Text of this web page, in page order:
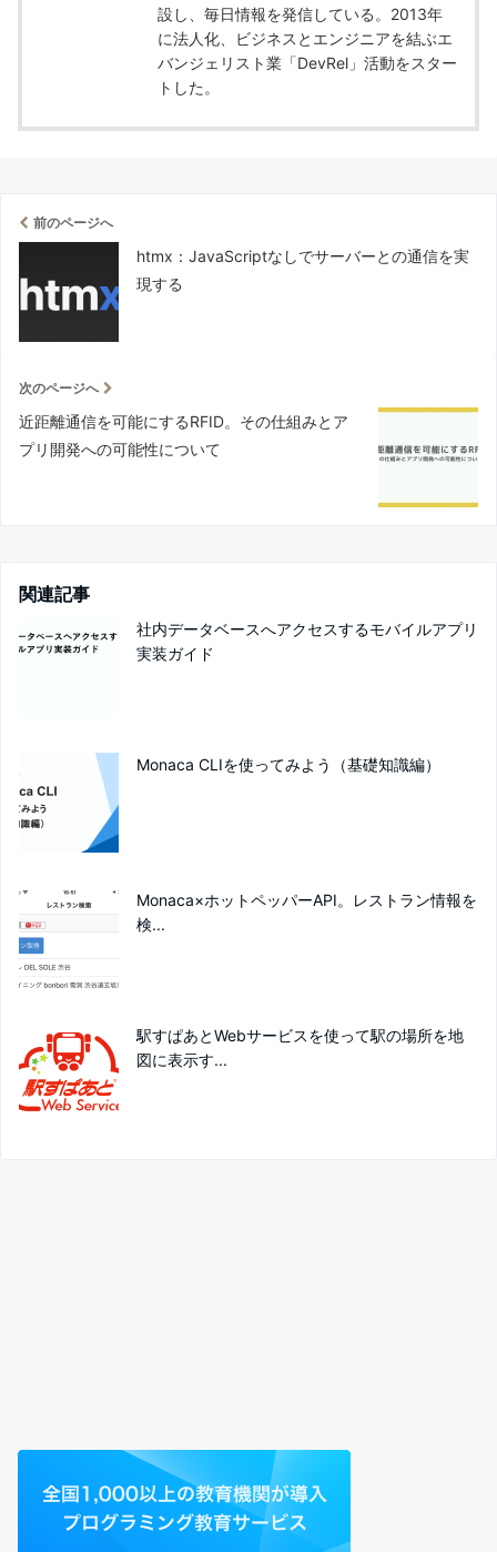
設し、毎日情報を発信している。2013年
に法人化、ビジネスとエンジニアを結ぶエ
バンジェリスト業「DevRel」活動をスター
トした。
前のページへ
htmx：JavaScriptなしでサーバーとの通信を実
現する
次のページへ
近距離通信を可能にするRFID。その仕組みとア
プリ開発への可能性について
関連記事
社内データベースへアクセスするモバイルアプリ
実装ガイド
Monaca CLIを使ってみよう（基礎知識編）
Monaca×ホットペッパーAPI。レストラン情報を
検...
駅すぱあとWebサービスを使って駅の場所を地
図に表示す...